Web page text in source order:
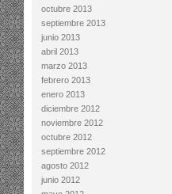
octubre 2013
septiembre 2013
junio 2013
abril 2013
marzo 2013
febrero 2013
enero 2013
diciembre 2012
noviembre 2012
octubre 2012
septiembre 2012
agosto 2012
junio 2012